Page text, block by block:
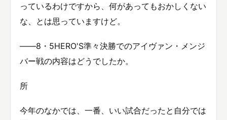
っているわけですから、何があってもおかしくない
な、とは思っていますけど。
――8・5HERO'S準々決勝でのアイヴァン・メンジ
バー戦の内容はどうでしたか。
所
今年のなかでは、一番、いい試合だったと自分では